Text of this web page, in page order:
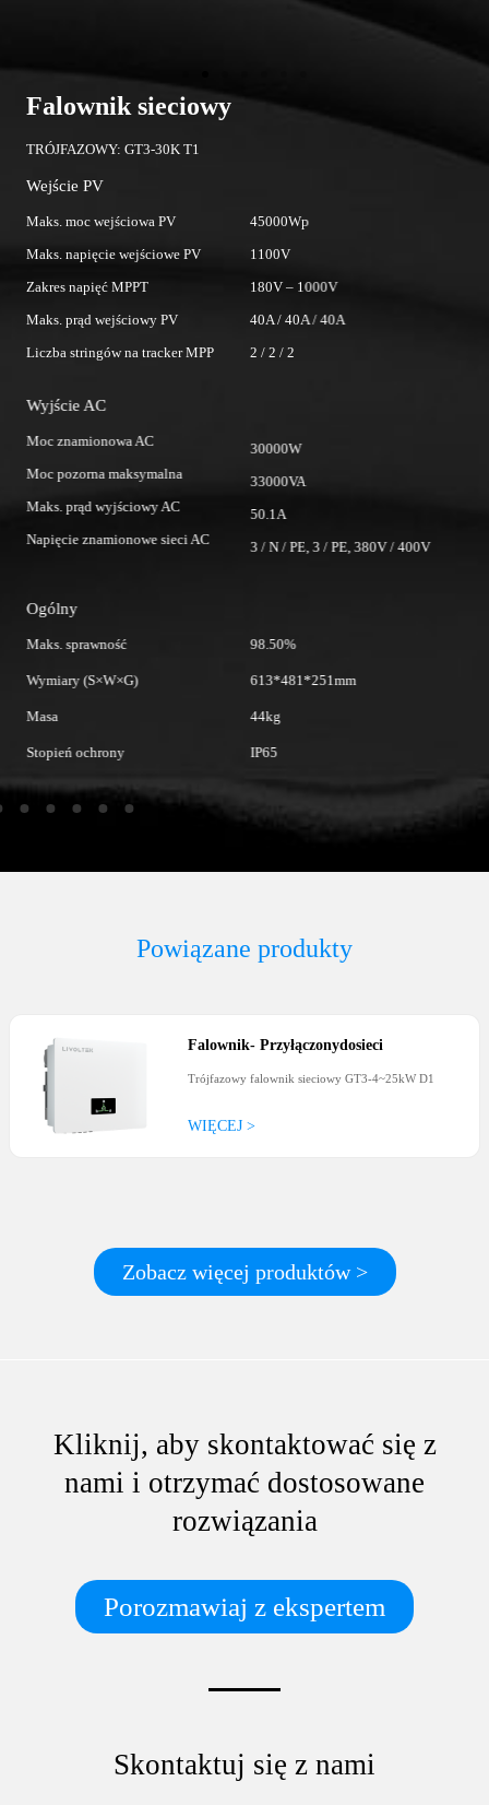
Falownik sieciowy
TRÓJFAZOWY: GT3-30K T1
Wejście PV
Maks. moc wejściowa PV
Maks. napięcie wejściowe PV
Zakres napięć MPPT
Maks. prąd wejściowy PV
Liczba stringów na tracker MPP
45000Wp
1100V
180V – 1000V
40A / 40A / 40A
2 / 2 / 2
Wyjście AC
Moc znamionowa AC
Moc pozorna maksymalna
Maks. prąd wyjściowy AC
Napięcie znamionowe sieci AC
30000W
33000VA
50.1A
3 / N / PE, 3 / PE, 380V / 400V
Ogólny
Maks. sprawność 98.50%
Wymiary (S×W×G) 613*481*251mm
Masa 44kg
Stopień ochrony IP65
Powiązane produkty
Falownik-Przyłączonydosieci
Trójfazowy falownik sieciowy GT3-4~25kW D1
WIĘCEJ >
Zobacz więcej produktów >
Kliknij, aby skontaktować się z
nami i otrzymać dostosowane
rozwiązania
Porozmawiaj z ekspertem
Skontaktuj się z nami